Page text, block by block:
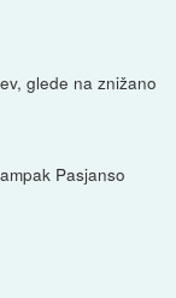
glede na znižano
Pasjanso